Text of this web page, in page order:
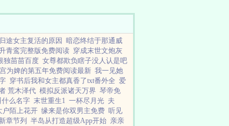
途女主复活的原因
暗恋终结于那通威
青鸾完整版免费阅读 穿成末世文炮灰
独苗苗百度 女尊都欺负瞎子没人认是吧
为婢的第五年免费阅读最新 我一见她
穿书后我和女主都真香了txt番外全 爱
荒木泽代 模拟反派诸天万界 琴帝免
什么名字 末世重生1 一杯尽月光 夫
户陌上花开 缘来是你双男主免费 听见
章节列 半岛从打造超级App开始 亲亲